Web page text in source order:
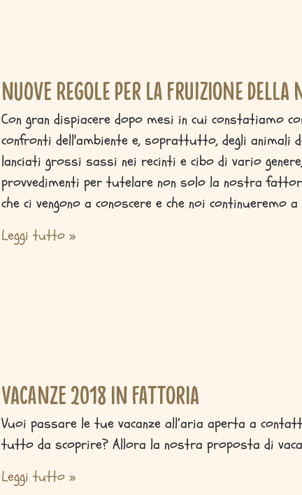
Nuove regole per la fruizione
Con gran dispiacere dopo mesi in cui constatiamo
confronti dell'ambiente e, soprattutto, degli
lanciati grossi sassi nei recinti e cibo di vario
provvedimenti per tutelare non solo la nostra
che ci vengono a conoscere e che noi continueremo
Leggi tutto »
Vacanze 2018 in fattoria
Vuoi passare le tue vacanze all’aria aperta a
tutto da scoprire? Allora la nostra proposta di
Leggi tutto »